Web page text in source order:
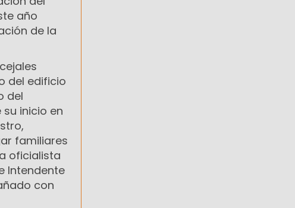
año
de la
del edificio
del
inicio en
familiares
oficialista
Intendente
con